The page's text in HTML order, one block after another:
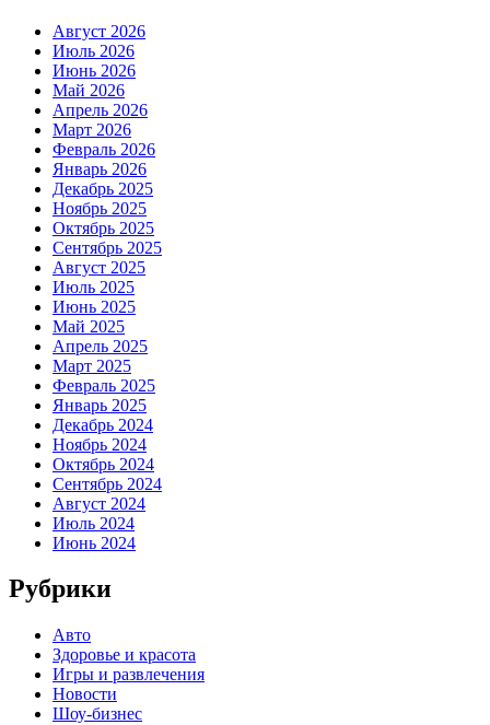
Август 2026
Июль 2026
Июнь 2026
Май 2026
Апрель 2026
Март 2026
Февраль 2026
Январь 2026
Декабрь 2025
Ноябрь 2025
Октябрь 2025
Сентябрь 2025
Август 2025
Июль 2025
Июнь 2025
Май 2025
Апрель 2025
Март 2025
Февраль 2025
Январь 2025
Декабрь 2024
Ноябрь 2024
Октябрь 2024
Сентябрь 2024
Август 2024
Июль 2024
Июнь 2024
Рубрики
Авто
Здоровье и красота
Игры и развлечения
Новости
Шоу-бизнес